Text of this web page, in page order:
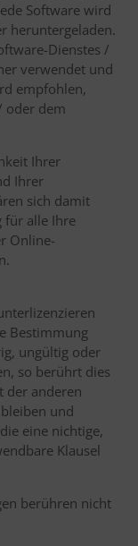
Software wird
heruntergeladen.
Dienstes /
verwendet und
empfohlen,
oder dem
Ihrer
Ihrer
sich damit
für alle Ihre
Online-
Bestimmung
ungültig oder
so berührt dies
der anderen
und
eine nichtige,
Klausel
berühren nicht